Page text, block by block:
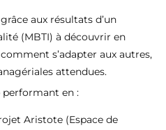
aux résultats d’un
(MBTI) à découvrir en
s’adapter aux autres,
attendues.
performant en :
Aristote (Espace de